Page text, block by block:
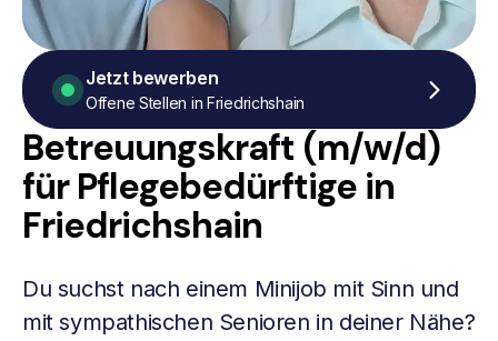
Betreuungskraft (m/w/d)
für Pflegebedürftige in
Friedrichshain
Du suchst nach einem Minijob mit Sinn und
mit sympathischen Senioren in deiner Nähe?
Jetzt bewerben
Offene Stellen in Friedrichshain